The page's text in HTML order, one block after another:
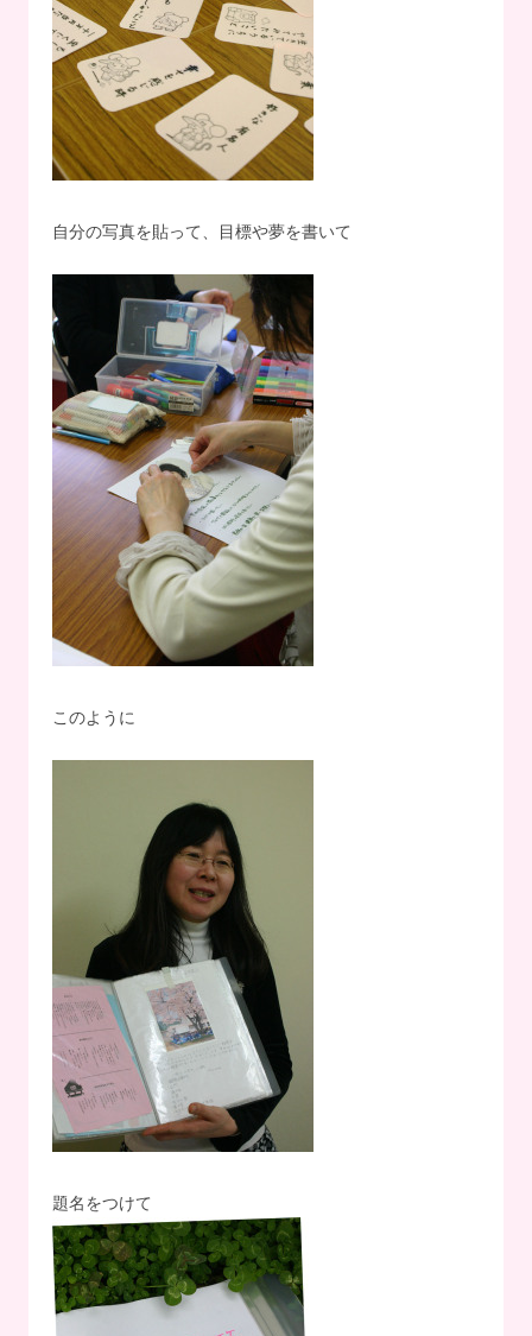
自分の写真を貼って、目標や夢を書いて
このように
題名をつけて